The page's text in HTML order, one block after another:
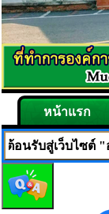
หน้าแรก
"องค์การบริหาร